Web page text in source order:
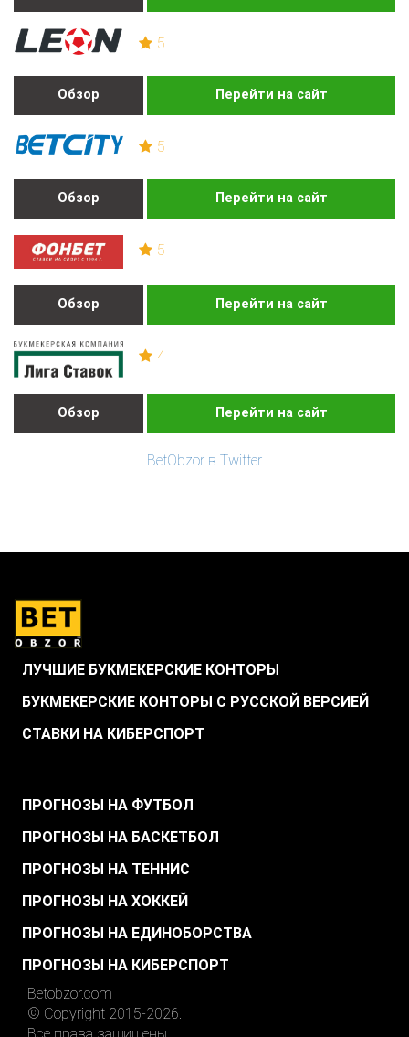
5
Обзор Перейти на сайт
5
Обзор Перейти на сайт
5
Обзор Перейти на сайт
4
Обзор Перейти на сайт
BetObzor в Twitter
ЛУЧШИЕ БУКМЕКЕРСКИЕ КОНТОРЫ
БУКМЕКЕРСКИЕ КОНТОРЫ С РУССКОЙ ВЕРСИЕЙ
СТАВКИ НА КИБЕРСПОРТ
ПРОГНОЗЫ НА ФУТБОЛ
ПРОГНОЗЫ НА БАСКЕТБОЛ
ПРОГНОЗЫ НА ТЕННИС
ПРОГНОЗЫ НА ХОККЕЙ
ПРОГНОЗЫ НА ЕДИНОБОРСТВА
ПРОГНОЗЫ НА КИБЕРСПОРТ
Betobzor.com
© Copyright 2015-2026.